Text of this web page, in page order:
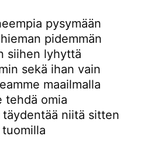
pysymään
pidemmän
siihen lyhyttä
sekä ihan vain
maailmalla
tehdä omia
niitä sitten